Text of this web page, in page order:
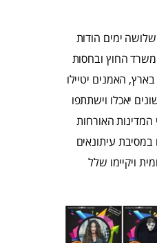
ימים הודות
החוץ ובחסות
האמנים יטיילו
יאכלו וישתתפו
האורחות
במסיבת עיתונאים
ויקיימו שלל